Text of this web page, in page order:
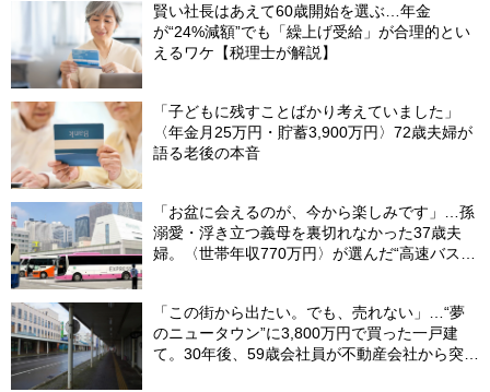
賢い社長はあえて60歳開始を選ぶ…年金
が“24%減額”でも「繰上げ受給」が合理的とい
えるワケ【税理士が解説】
「子どもに残すことばかり考えていました」
〈年金月25万円・貯蓄3,900万円〉72歳夫婦が
語る老後の本音
「お盆に会えるのが、今から楽しみです」…孫
溺愛・浮き立つ義母を裏切れなかった37歳夫
婦。〈世帯年収770万円〉が選んだ“高速バス帰
「この街から出たい。でも、売れない」…“夢
のニュータウン”に3,800万円で買った一戸建
て。30年後、59歳会社員が不動産会社から突き